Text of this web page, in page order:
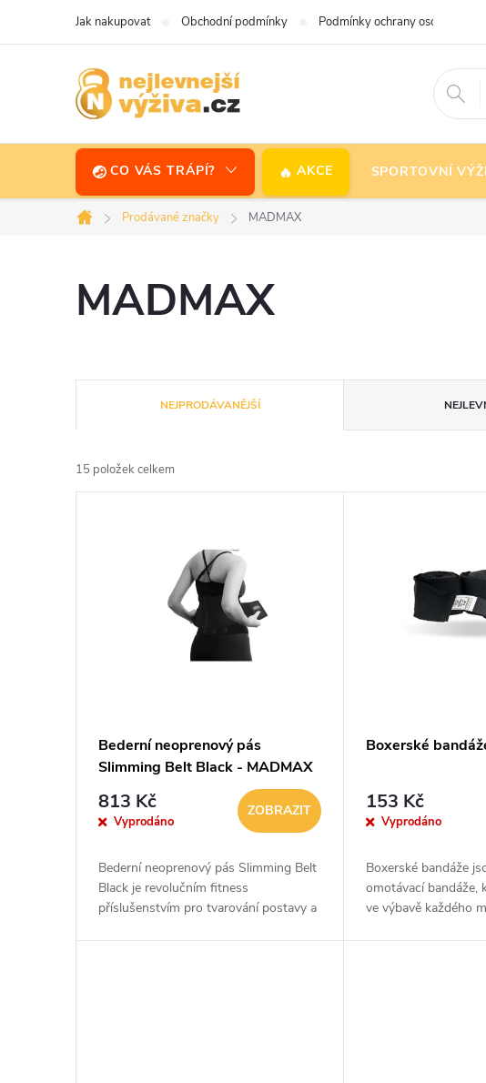
Jak nakupovat Obchodní podmínky Podmínky ochrany osobních
CO VÁS TRÁPÍ? AKCE SPORTOVNÍ
Domů
Prodávané značky MADMAX
MADMAX
a
z
t
NEJPRODÁVANĚJŠÍ
15 položek celkem
Bederní neoprenový pás
Slimming Belt Black - MADMAX
813 Kč
Vyprodáno
ZOBRAZIT
Bederní neoprenový pás Slimming Belt
Black je revolučním fitness
příslušenstvím pro tvarování postavy a
Boxerské
153 Kč
Vyprodáno
Boxerské bandáže
omotávací bandáže,
ve výbavě každého